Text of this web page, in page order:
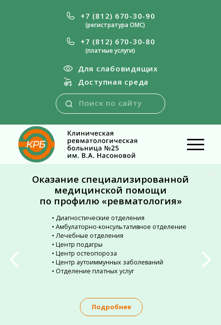
+7 (812) 670-30-90
(регистратура ОМС)
+7 (812) 670-30-80
(платные услуги)
Для слабовидящих
Доступная среда
Оказание специализированной
медицинской помощи
по профилю «ревматология»
• Диагностические отделения
• Амбулаторно-консультативное отделение
• Лечебные отделения
• Центр подагры
• Центр остеопороза
• Центр аутоиммунных заболеваний
• Отделение платных услуг
Подробнее